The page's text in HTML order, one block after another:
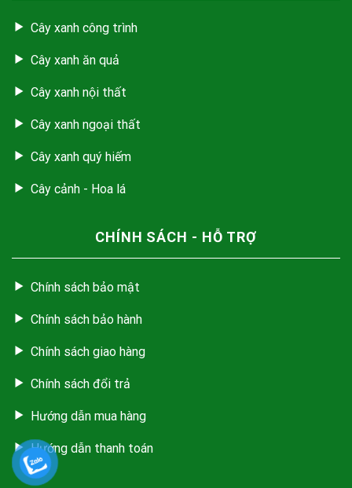
Cây xanh công trình
Cây xanh ăn quả
Cây xanh nội thất
Cây xanh ngoại thất
Cây xanh quý hiếm
Cây cảnh - Hoa lá
CHÍNH SÁCH - HỖ TRỢ
Chính sách bảo mật
Chính sách bảo hành
Chính sách giao hàng
Chính sách đổi trả
Hướng dẫn mua hàng
Hướng dẫn thanh toán